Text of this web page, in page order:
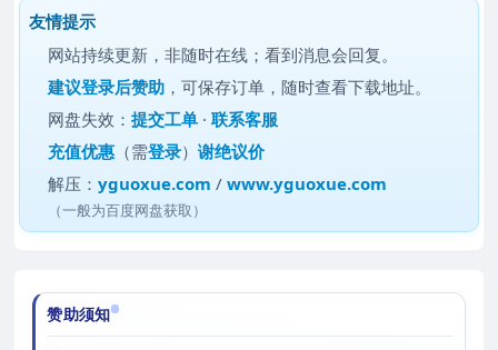
友情提示
网站持续更新，非随时在线；看到消息会回复。
建议登录后赞助 ，可保存订单，随时查看下载地址。
网盘失效：提交工单 ·联系客服
充值优惠 （需登录）谢绝议价
解压：yguoxue.com /www.yguoxue.com
（一般为百度网盘获取）
赞助须知